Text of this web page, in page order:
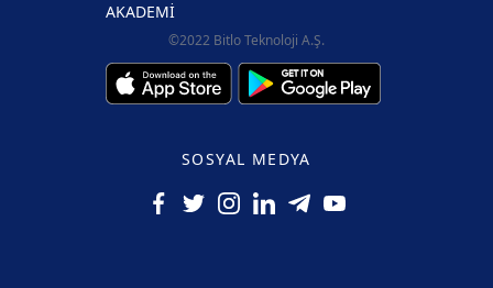
AKADEMİ
©2022 Bitlo Teknoloji A.Ş.
SOSYAL MEDYA